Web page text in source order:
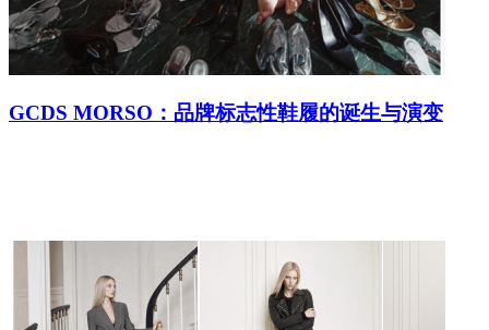
GCDS MORSO：品牌标志性鞋履的诞生与演变